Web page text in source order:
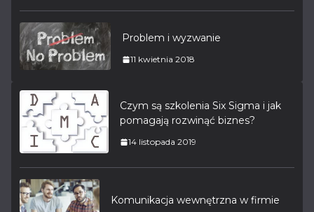
Problem i wyzwanie
11 kwietnia 2018
Czym są szkolenia Six Sigma i jak
pomagają rozwinąć biznes?
14 listopada 2019
Komunikacja wewnętrzna w firmie